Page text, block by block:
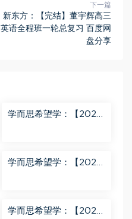
下一篇
新东方：【完结】董宇辉高三
英语全程班一轮总复习 百度网
盘分享
学而思希望学：【2024
学而思希望学：【2024
学而思希望学：【2023